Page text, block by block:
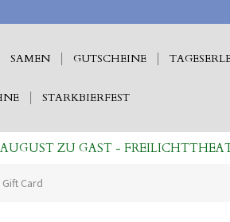
SAMEN GUTSCHEINE
STARKBIERFEST
ZU GAST -
Gift Card